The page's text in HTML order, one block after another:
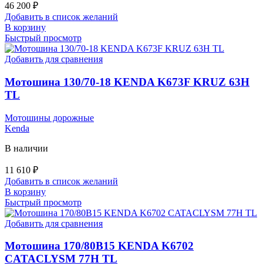
46 200 ₽
Добавить в список желаний
В корзину
Быстрый просмотр
Добавить для сравнения
Мотошина 130/70-18 KENDA K673F KRUZ 63H
TL
Мотошины дорожные
Kenda
В наличии
11 610 ₽
Добавить в список желаний
В корзину
Быстрый просмотр
Добавить для сравнения
Мотошина 170/80B15 KENDA K6702
CATACLYSM 77H TL